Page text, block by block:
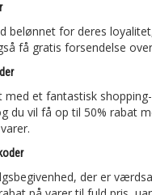
belønnet for deres
få gratis forsendelse
et fantastisk
du vil få op til 50% rabat
der er